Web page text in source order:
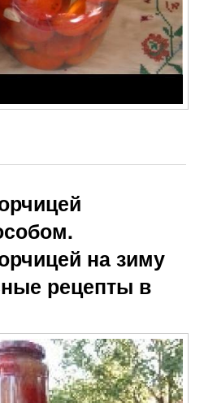
на зиму
рецепты в